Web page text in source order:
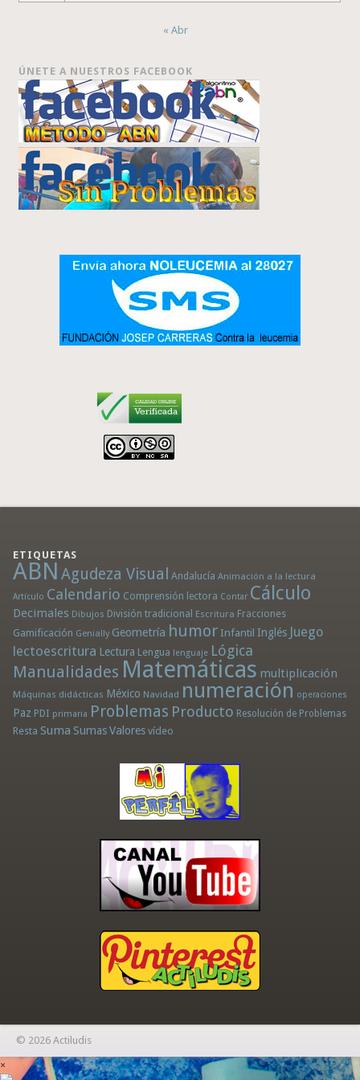
« Abr
ÚNETE A NUESTROS FACEBOOK
ETIQUETAS
ABN Agudeza Visual Andalucía Animación a la lectura
Artículo Calendario Comprensión lectora Contar Cálculo
Decimales Dibujos División tradicional Escritura Fracciones
Gamificación Genially Geometría humor Infantil Inglés Juego
lectoescritura Lectura Lengua lenguaje Lógica
Manualidades Matemáticas multiplicación
Máquinas didácticas México Navidad numeración operaciones
Paz PDI primaria Problemas Producto Resolución de Problemas
Resta Suma Sumas Valores vídeo
© 2026 Actiludis
×